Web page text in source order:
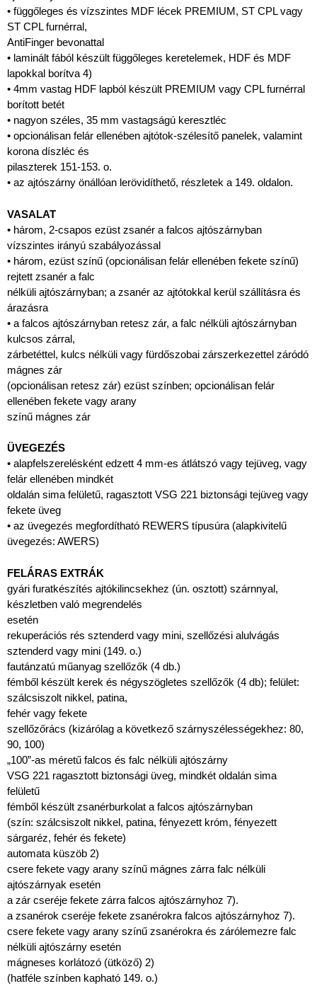
• függőleges és vízszintes MDF lécek PREMIUM, ST CPL vagy
ST CPL furnérral,
AntiFinger bevonattal
• laminált fából készült függőleges keretelemek, HDF és MDF
lapokkal borítva 4)
• 4mm vastag HDF lapból készült PREMIUM vagy CPL furnérral
borított betét
• nagyon széles, 35 mm vastagságú keresztléc
• opcionálisan felár ellenében ajtótok-szélesítő panelek, valamint
korona díszléc és
pilaszterek 151-153. o.
• az ajtószárny önállóan lerövidíthető, részletek a 149. oldalon.
VASALAT
• három, 2-csapos ezüst zsanér a falcos ajtószárnyban
vízszintes irányú szabályozással
• három, ezüst színű (opcionálisan felár ellenében fekete színű)
rejtett zsanér a falc
nélküli ajtószárnyban; a zsanér az ajtótokkal kerül szállításra és
árazásra
• a falcos ajtószárnyban retesz zár, a falc nélküli ajtószárnyban
kulcsos zárral,
zárbetéttel, kulcs nélküli vagy fürdőszobai zárszerkezettel záródó
mágnes zár
(opcionálisan retesz zár) ezüst színben; opcionálisan felár
ellenében fekete vagy arany
színű mágnes zár
ÜVEGEZÉS
• alapfelszerelésként edzett 4 mm-es átlátszó vagy tejüveg, vagy
felár ellenében mindkét
oldalán sima felületű, ragasztott VSG 221 biztonsági tejüveg vagy
fekete üveg
• az üvegezés megfordítható REWERS típusúra (alapkivitelű
üvegezés: AWERS)
FELÁRAS EXTRÁK
gyári furatkészítés ajtókilincsekhez (ún. osztott) szárnnyal,
készletben való megrendelés
esetén
rekuperációs rés sztenderd vagy mini, szellőzési alulvágás
sztenderd vagy mini (149. o.)
fautánzatú műanyag szellőzők (4 db.)
fémből készült kerek és négyszögletes szellőzők (4 db); felület:
szálcsiszolt nikkel, patina,
fehér vagy fekete
szellőzőrács (kizárólag a következő szárnyszélességekhez: 80,
90, 100)
„100”-as méretű falcos és falc nélküli ajtószárny
VSG 221 ragasztott biztonsági üveg, mindkét oldalán sima
felületű
fémből készült zsanérburkolat a falcos ajtószárnyban
(szín: szálcsiszolt nikkel, patina, fényezett króm, fényezett
sárgaréz, fehér és fekete)
automata küszöb 2)
csere fekete vagy arany színű mágnes zárra falc nélküli
ajtószárnyak esetén
a zár cseréje fekete zárra falcos ajtószárnyhoz 7).
a zsanérok cseréje fekete zsanérokra falcos ajtószárnyhoz 7).
csere fekete vagy arany színű zsanérokra és zárólemezre falc
nélküli ajtószárny esetén
mágneses korlátozó (ütköző) 2)
(hatféle színben kapható 149. o.)